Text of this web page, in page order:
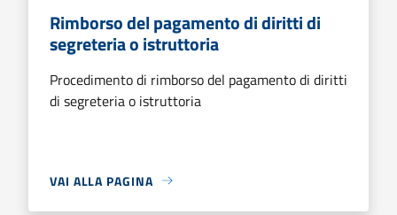
Rimborso del pagamento di diritti di
segreteria o istruttoria
Procedimento di rimborso del pagamento di diritti
di segreteria o istruttoria
VAI ALLA PAGINA